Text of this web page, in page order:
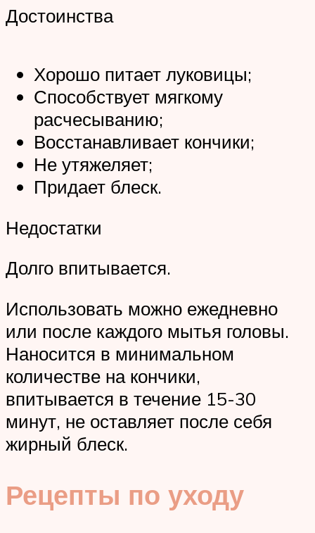
Достоинства
Хорошо питает луковицы;
Способствует мягкому
расчесыванию;
Восстанавливает кончики;
Не утяжеляет;
Придает блеск.
Недостатки
Долго впитывается.
Использовать можно ежедневно
или после каждого мытья головы.
Наносится в минимальном
количестве на кончики,
впитывается в течение 15-30
минут, не оставляет после себя
жирный блеск.
Рецепты по уходу